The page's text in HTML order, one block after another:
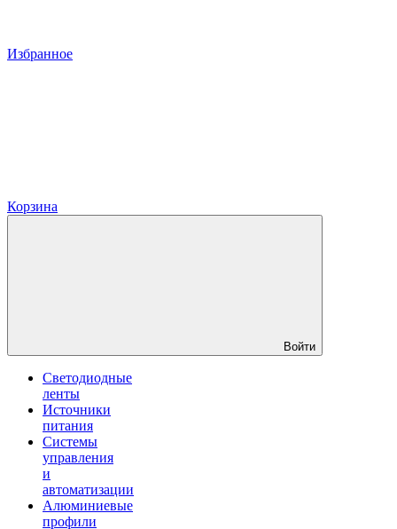
Избранное
Корзина
Войти
Светодиодные
ленты
Источники
питания
Системы
управления
и
автоматизации
Алюминиевые
профили